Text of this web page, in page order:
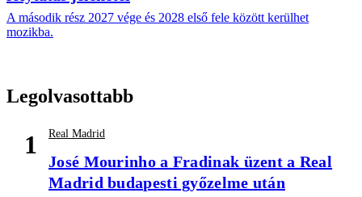
A második rész 2027 vége és 2028 első fele között kerülhet
mozikba.
Legolvasottabb
1 Real Madrid
José Mourinho a Fradinak üzent a Real
Madrid budapesti győzelme után